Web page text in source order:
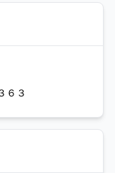
６３